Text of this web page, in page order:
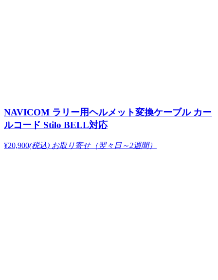
NAVICOM ラリー用ヘルメット変換ケーブル カー
ルコード Stilo BELL対応
¥20,900(税込) お取り寄せ（翌々日～2週間）